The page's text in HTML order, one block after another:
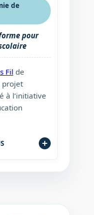
de
pour
Fil de
projet
à l’initiative